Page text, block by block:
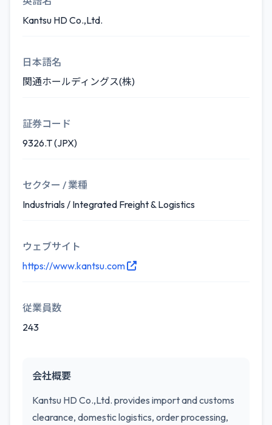
Kantsu HD Co.,Ltd.
日本語名
関通ホールディングス(株)
証券コード
9326.T (JPX)
セクター / 業種
Industrials / Integrated Freight & Logistics
ウェブサイト
https://www.kantsu.com
従業員数
243
会社概要
Kantsu HD Co.,Ltd. provides import and customs
clearance, domestic logistics, order processing,